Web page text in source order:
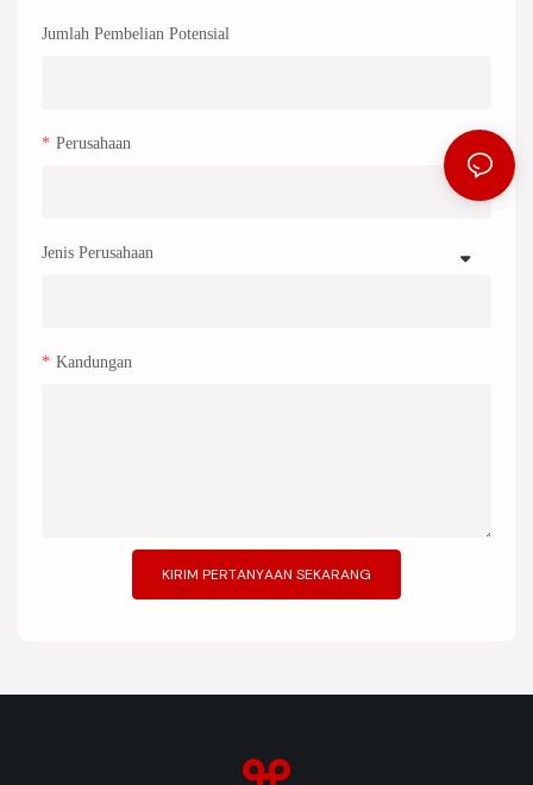
Jumlah Pembelian Potensial
Perusahaan
Jenis Perusahaan
Kandungan
KIRIM PERTANYAAN SEKARANG